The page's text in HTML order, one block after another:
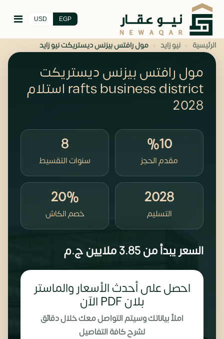
EGP
USD
الرئيسية › نيو زايد › مول رافتس بيزنس ديستريكت نيو زايد
مول رافتس بيزنس ديستريكت
rafts business district استلام
2028
%10
مقدم الحجز
8
سنوات التقسيط
2028
التسليم
20%
خصم الكاش
السعر يبدأ من3.85 ملايين ج.م
احصل على أحدث الأسعار والماستر
بلان PDF الآن
املأ بياناتك وسيتم التواصل معك خلال دقائق
لشرح كافة التفاصيل